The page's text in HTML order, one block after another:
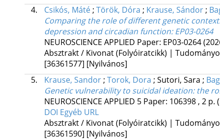
4.
Csikós, Máté; Török, Dóra ; Krause, Sándor;
Comparing the role of different genetic
depression and circadian function: EP03-0264
NEUROSCIENCE APPLIED Paper: EP03-0264
Absztrakt / Kivonat (Folyóiratcikk) |
[36361577] [Nyilvános]
5.
Krause, Sandor; Torok, Dora ; Sutori, Sara ;
Genetic vulnerability to suicidal ideation: the
NEUROSCIENCE APPLIED 5 Paper: 106398 , 2 p.
DOI Egyéb URL
Absztrakt / Kivonat (Folyóiratcikk) |
[36361590] [Nyilvános]